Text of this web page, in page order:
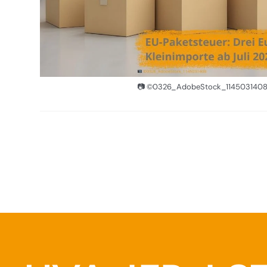
📷 ©0326_AdobeStock_1145031408